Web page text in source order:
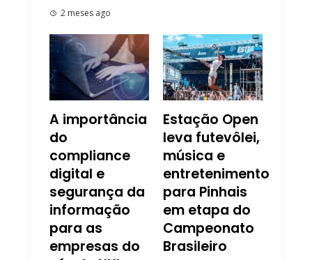
2 meses ago
A importância
do
compliance
digital e
segurança da
informação
para as
empresas do
Estação Open
leva futevôlei,
música e
entretenimento
para Pinhais
em etapa do
Campeonato
Brasileiro